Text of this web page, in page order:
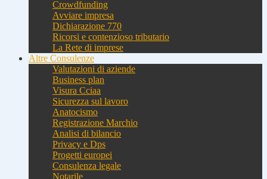
Crowdfunding
Avviare impresa
Dichiarazione 770
Ricorsi e contenzioso tributario
La Rete di imprese
Altre Consulenze
Valutazioni di aziende
Business plan
Visura Cciaa
Sicurezza sul lavoro
Anatocismo
Registrazione Marchio
Analisi di bilancio
Privacy e Dps
Progetti europei
Consulenza legale
Notarile